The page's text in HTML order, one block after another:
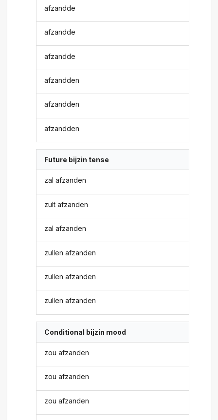
afzandde
afzandde
afzandde
afzandden
afzandden
afzandden
Future bijzin tense
zal afzanden
zult afzanden
zal afzanden
zullen afzanden
zullen afzanden
zullen afzanden
Conditional bijzin mood
zou afzanden
zou afzanden
zou afzanden